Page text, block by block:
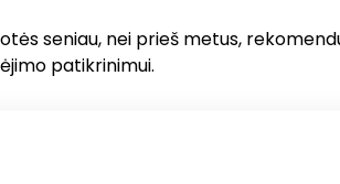
seniau, nei prieš metus,
patikrinimui.
suteikia išskirtinius privalumus: